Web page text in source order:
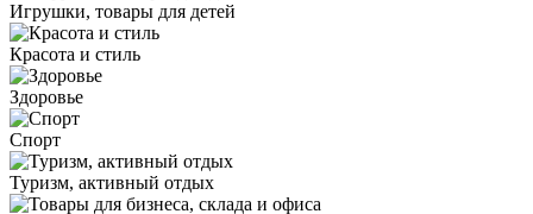
Игрушки, товары для детей
Красота и стиль
Здоровье
Спорт
Туризм, активный отдых